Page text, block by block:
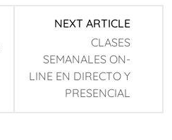
NEXT ARTICLE
CLASES
SEMANALES ON-
LINE EN DIRECTO Y
PRESENCIAL